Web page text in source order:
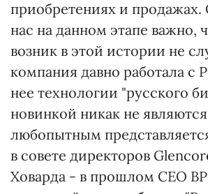
приобретениях и продажах.
нас на данном этапе важно,
возник в этой истории не
компания давно работала с
нее технологии "русского
новинкой никак не
любопытным
в совете директоров
Ховарда - в прошлом СЕО